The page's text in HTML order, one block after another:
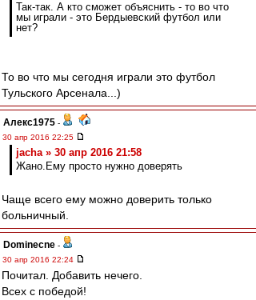
Так-так. А кто сможет объяснить - то во что
мы играли - это Бердыевский футбол или
нет?
То во что мы сегодня играли это футбол
Тульского Арсенала...)
Алекс1975 -
30 апр 2016 22:25
jacha » 30 апр 2016 21:58
Жано.Ему просто нужно доверять
Чаще всего ему можно доверить только
больничный.
Dominecne -
30 апр 2016 22:24
Почитал. Добавить нечего.
Всех с победой!